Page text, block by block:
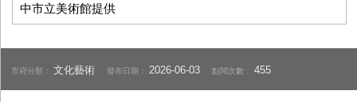
中市立美術館提供
市府分類：文化藝術 發布日期：2026-06-03 點閱次數：455